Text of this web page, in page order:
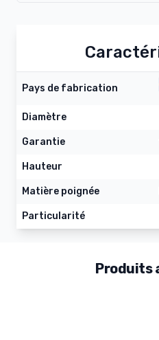
Pays de fabrication
Diamètre
Garantie
Hauteur
Matière poignée
Particularité
Produits